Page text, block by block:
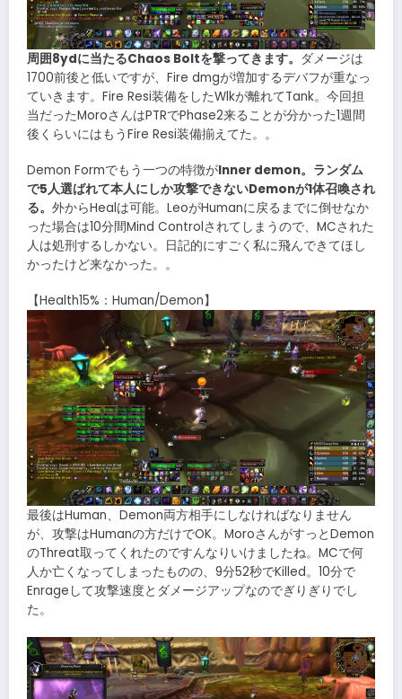
周囲8ydに当たるChaos Boltを撃ってきます。 ダメージは
1700前後と低いですが、Fire dmgが増加するデバフが重なっ
ていきます。Fire Resi装備をしたWlkが離れてTank。今回担
当だったMoroさんはPTRでPhase2来ることが分かった1週間
後くらいにはもうFire Resi装備揃えてた。。
Demon Formでもう一つの特徴がInner demon。ランダム
で5人選ばれて本人にしか攻撃できないDemonが1体召喚され
る。 外からHealは可能。LeoがHumanに戻るまでに倒せなか
った場合は10分間Mind Controlされてしまうので、MCされた
人は処刑するしかない。日記的にすごく私に飛んできてほし
かったけど来なかった。。
【Health15%：Human/Demon】
最後はHuman、Demon両方相手にしなければなりません
が、攻撃はHumanの方だけでOK。MoroさんがすっとDemon
のThreat取ってくれたのですんなりいけましたね。MCで何
人か亡くなってしまったものの、9分52秒でKilled。10分で
Enrageして攻撃速度とダメージアップなのでぎりぎりでし
た。